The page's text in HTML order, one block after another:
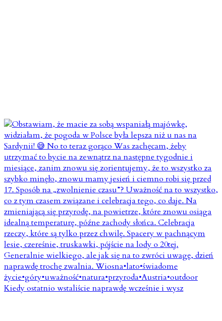
Kiedy ostatnio wstaliście naprawdę wcześnie i wysz